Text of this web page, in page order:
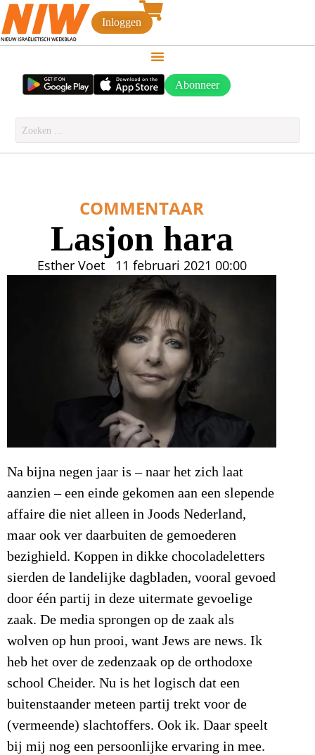
Inloggen
Abonneer
COMMENTAAR
Lasjon hara
Esther Voet 11 februari 2021 00:00
Na bijna negen jaar is – naar het zich laat
aanzien – een einde gekomen aan een slepende
affaire die niet alleen in Joods Nederland,
maar ook ver daarbuiten de gemoederen
bezighield. Koppen in dikke chocoladeletters
sierden de landelijke dagbladen, vooral gevoed
door één partij in deze uitermate gevoelige
zaak. De media sprongen op de zaak als
wolven op hun prooi, want Jews are news. Ik
heb het over de zedenzaak op de orthodoxe
school Cheider. Nu is het logisch dat een
buitenstaander meteen partij trekt voor de
(vermeende) slachtoffers. Ook ik. Daar speelt
bij mij nog een persoonlijke ervaring in mee.